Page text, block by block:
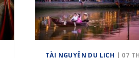
TÀI NGUYÊN DU LỊCH | 07